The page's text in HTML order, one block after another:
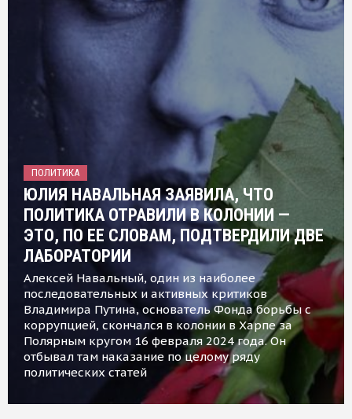
ПОЛИТИКА
ЮЛИЯ НАВАЛЬНАЯ ЗАЯВИЛА, ЧТО
ПОЛИТИКА ОТРАВИЛИ В КОЛОНИИ —
ЭТО, ПО ЕЕ СЛОВАМ, ПОДТВЕРДИЛИ ДВЕ
ЛАБОРАТОРИИ
Алексей Навальный, один из наиболее
последовательных и активных критиков
Владимира Путина, основатель Фонда борьбы с
коррупцией, скончался в колонии в Харпе за
Полярным кругом 16 февраля 2024 года. Он
отбывал там наказание по целому ряду
политических статей